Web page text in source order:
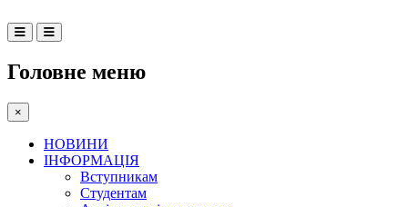
Головне меню
×
НОВИНИ
ІНФОРМАЦІЯ
Вступникам
Студентам